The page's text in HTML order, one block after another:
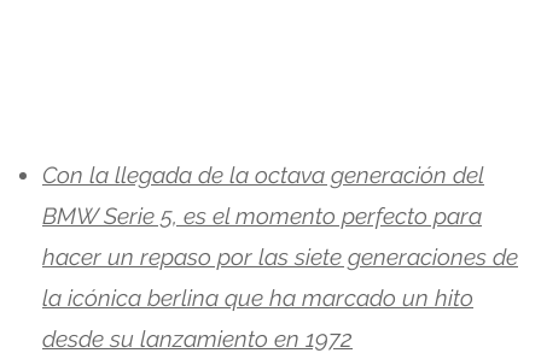
Con la llegada de la octava generación del
BMW Serie 5, es el momento perfecto para
hacer un repaso por las siete generaciones de
la icónica berlina que ha marcado un hito
desde su lanzamiento en 1972